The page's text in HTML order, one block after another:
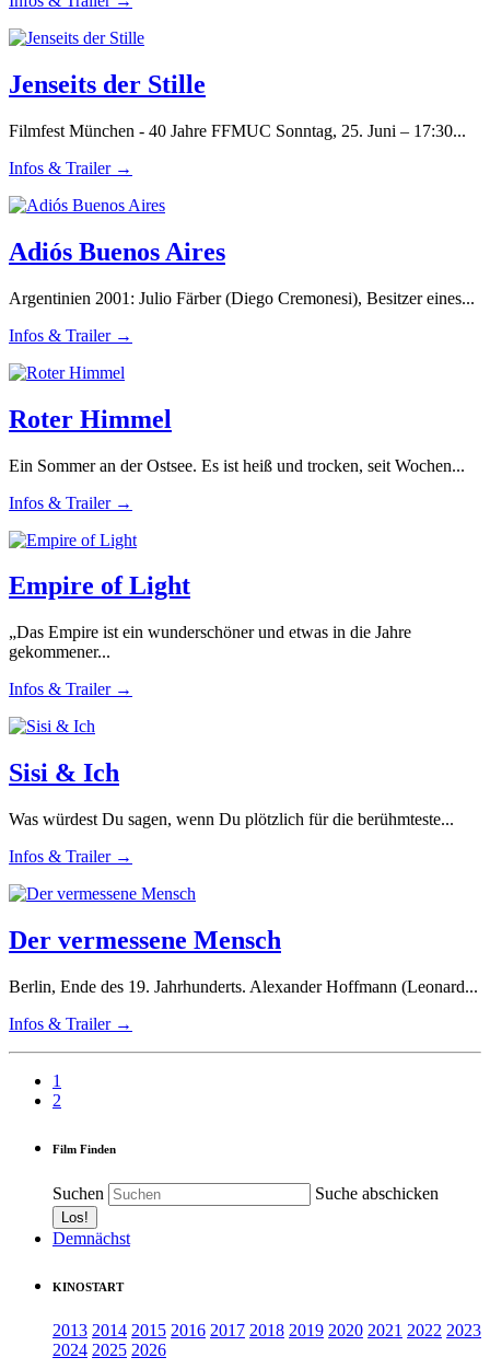
Jenseits der Stille
Filmfest München - 40 Jahre FFMUC Sonntag, 25. Juni – 17:30...
Infos & Trailer →
Adiós Buenos Aires
Argentinien 2001: Julio Färber (Diego Cremonesi), Besitzer eines...
Infos & Trailer →
Roter Himmel
Ein Sommer an der Ostsee. Es ist heiß und trocken, seit Wochen...
Infos & Trailer →
Empire of Light
„Das Empire ist ein wunderschöner und etwas in die Jahre
gekommener...
Infos & Trailer →
Sisi & Ich
Was würdest Du sagen, wenn Du plötzlich für die berühmteste...
Infos & Trailer →
Der vermessene Mensch
Berlin, Ende des 19. Jahrhunderts. Alexander Hoffmann (Leonard...
Infos & Trailer →
1
2
Film Finden
Suchen Suche abschicken
Demnächst
KINOSTART
2013 2014 2015 2016 2017 2018 2019 2020 2021 2022 2023
2024 2025 2026